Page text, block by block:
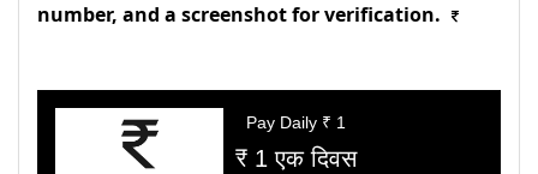
number, and a screenshot for verification.
Pay Daily ₹ 1
₹ 1 एक दिवस